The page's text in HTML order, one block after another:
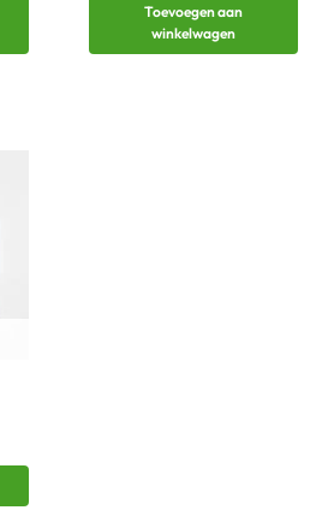
Toevoegen aan
winkelwagen